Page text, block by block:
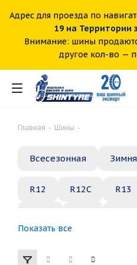
Адрес для проезда по
19 на Территории
Внимание: шины
другое кол-во —
Главная - Шины -
Всесезонная
R12 R12C R13
Показать все